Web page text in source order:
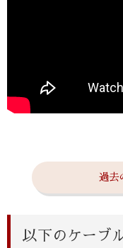
過去
以下のケーブ